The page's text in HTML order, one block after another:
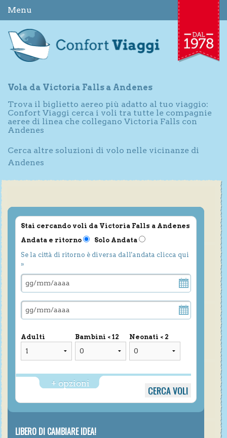
Menu
Vola da Victoria Falls a Andenes
Trova il biglietto aereo più adatto al tuo viaggio:
Confort Viaggi cerca i voli tra tutte le compagnie
aeree di linea che collegano Victoria Falls con
Andenes
Cerca altre soluzioni di volo nelle vicinanze di
Andenes
Stai cercando voli da Victoria Falls a Andenes
Andata e ritorno
Solo Andata
Se la città di ritorno è diversa dall'andata clicca qui
»
Adulti Bambini < 12 Neonati < 2
+ opzioni
LIBERO DI CAMBIARE IDEA!